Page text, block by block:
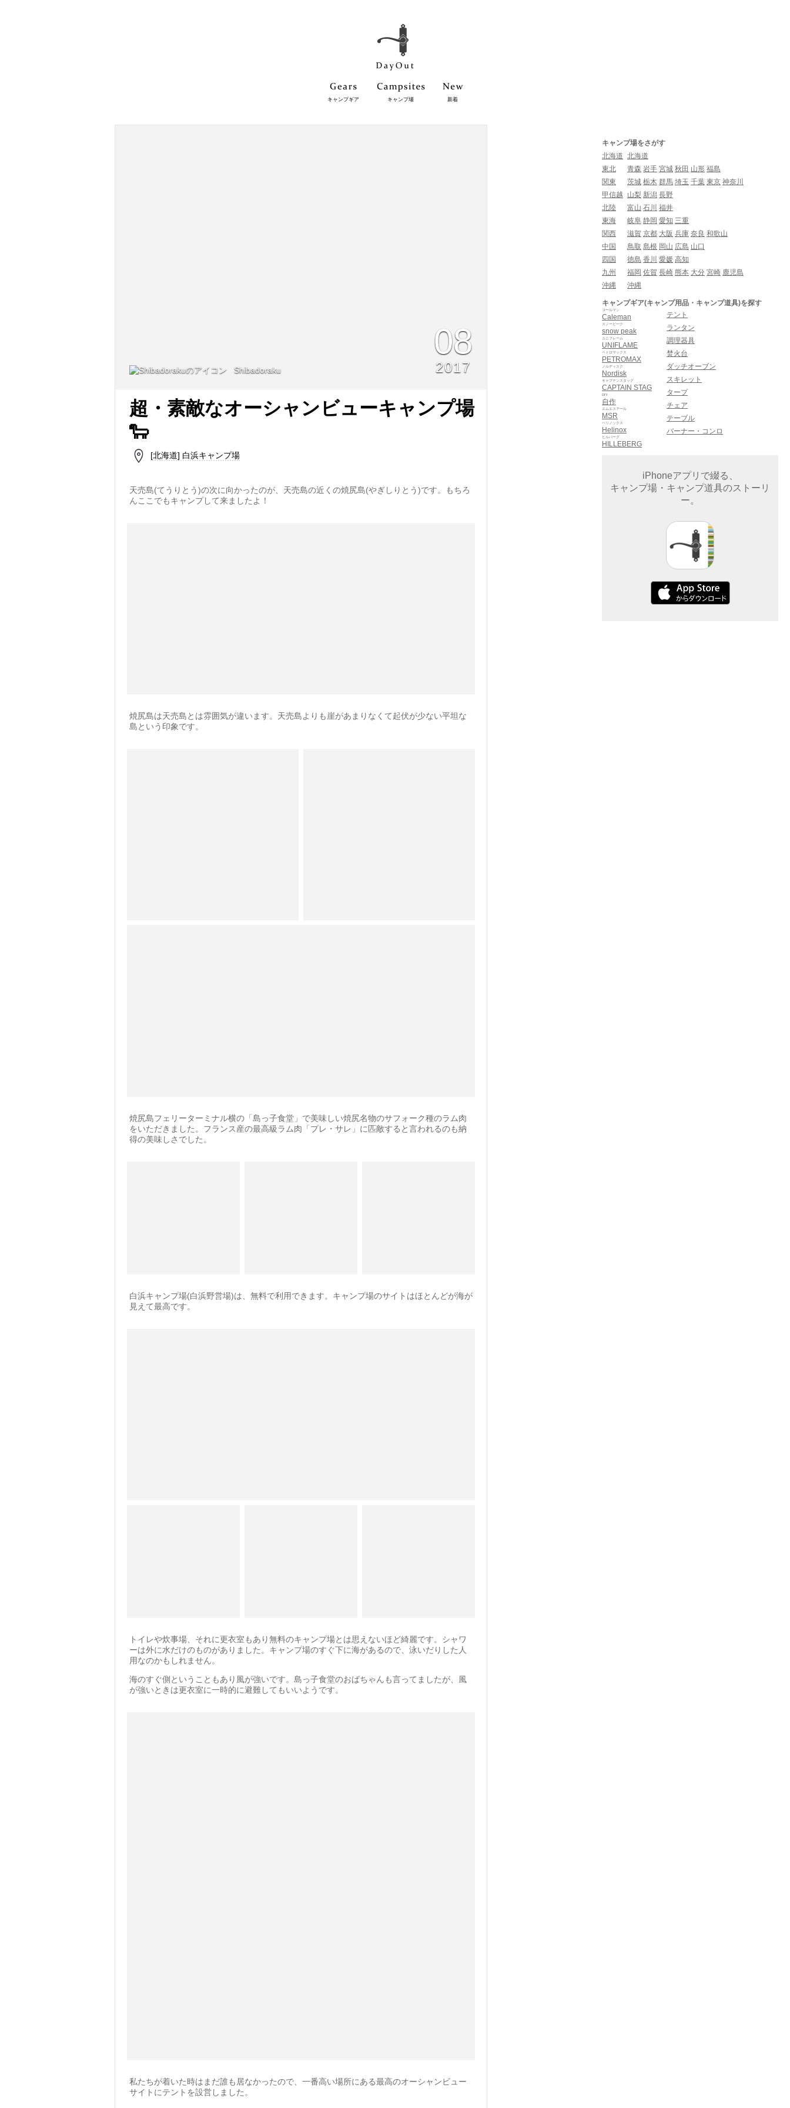
キャンプギア キャンプ場 新着
Shibadoraku
08
2017
超・素敵なオーシャンビューキャンプ場
🐑
[北海道] 白浜キャンプ場
天売島(てうりとう)の次に向かったのが、天売島の近くの焼尻島(やぎしりとう)です。もちろ
んここでもキャンプして来ましたよ！
焼尻島は天売島とは雰囲気が違います。天売島よりも崖があまりなくて起伏が少ない平坦な
島という印象です。
焼尻島フェリーターミナル横の「島っ子食堂」で美味しい焼尻名物のサフォーク種のラム肉
をいただきました。フランス産の最高級ラム肉「プレ・サレ」に匹敵すると言われるのも納
得の美味しさでした。
白浜キャンプ場(白浜野営場)は、無料で利用できます。キャンプ場のサイトはほとんどが海が
見えて最高です。
トイレや炊事場、それに更衣室もあり無料のキャンプ場とは思えないほど綺麗です。シャワ
ーは外に水だけのものがありました。キャンプ場のすぐ下に海があるので、泳いだりした人
用なのかもしれません。
海のすぐ側ということもあり風が強いです。島っ子食堂のおばちゃんも言ってましたが、風
が強いときは更衣室に一時的に避難してもいいようです。
私たちが着いた時はまだ誰も居なかったので、一番高い場所にある最高のオーシャンビュー
サイトにテントを設営しました。
キャンプ場をさがす
北海道 北海道
東北
青森 岩手 宮城 秋田 山形 福島
関東
茨城 栃木 群馬 埼玉 千葉 東京 神奈川
甲信越
山梨 新潟 長野
北陸
富山 石川 福井
東海
岐阜 静岡 愛知 三重
関西
滋賀 京都 大阪 兵庫 奈良 和歌山
中国
鳥取 島根 岡山 広島 山口
四国
徳島 香川 愛媛 高知
九州
福岡 佐賀 長崎 熊本 大分 宮崎 鹿児島
沖縄
沖縄
キャンプギア(キャンプ用品・キャンプ道具)を探す
Caleman
コールマン
snow peak
スノーピーク
UNIFLAME
ユニフレーム
PETROMAX
ペトロマックス
Nordisk
ノルディスク
CAPTAIN STAG
キャプテンスタッグ
自作
DIY
MSR
エムエスアール
Helinox
ヘリノックス
HILLEBERG
ヒルバーグ
テント
ランタン
調理器具
焚火台
ダッチオーブン
スキレット
タープ
チェア
テーブル
バーナー・コンロ
iPhoneアプリで綴る、
キャンプ場・キャンプ道具のストーリ
ー。